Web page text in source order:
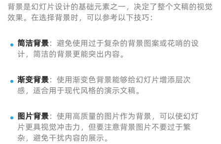
背景是幻灯片设计的基础元素之一，决定了整个文稿的视觉
效果。在选择背景时，可以参考以下技巧：
简洁背景：避免使用过于复杂的背景图案或花哨的设
计，简洁的背景更能突出内容。
渐变背景：使用渐变色背景能够给幻灯片增添层次
感，适合用于现代风格的演示文稿。
图片背景：使用高质量的图片作为背景，可以使幻灯
片更具视觉冲击力，但要注意背景图片不要过于繁
杂，避免干扰内容的展示。